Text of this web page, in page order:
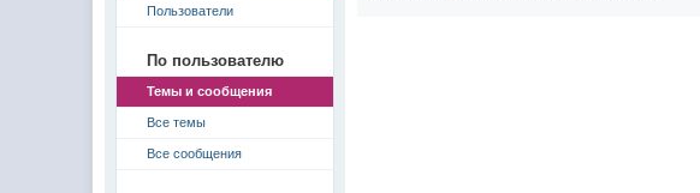
Пользователи
По пользователю
Темы и сообщения
Все темы
Все сообщения